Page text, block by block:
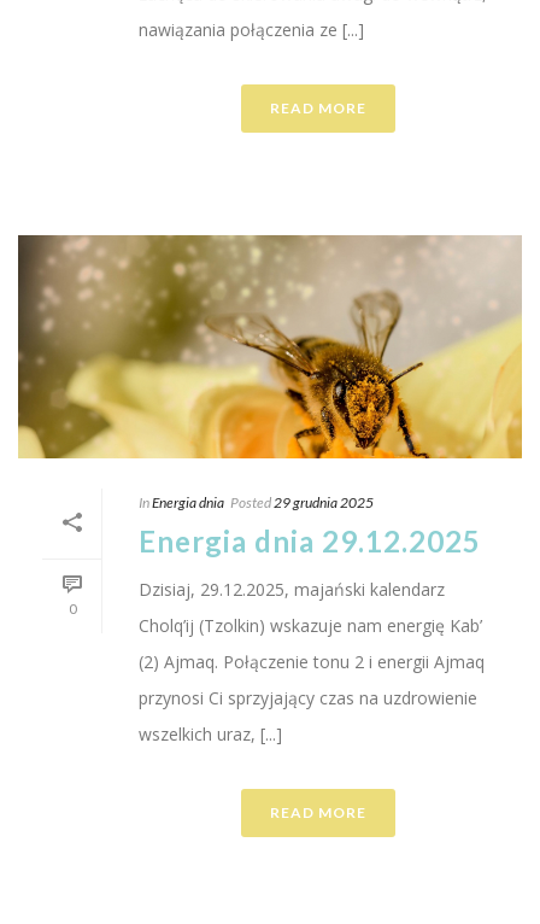
nawiązania połączenia ze [...]
READ MORE
0
InEnergia dnia Posted 29 grudnia 2025
Energia dnia 29.12.2025
Dzisiaj, 29.12.2025, majański kalendarz
Cholq’ij (Tzolkin) wskazuje nam energię Kab’
(2) Ajmaq. Połączenie tonu 2 i energii Ajmaq
przynosi Ci sprzyjający czas na uzdrowienie
wszelkich uraz, [...]
READ MORE